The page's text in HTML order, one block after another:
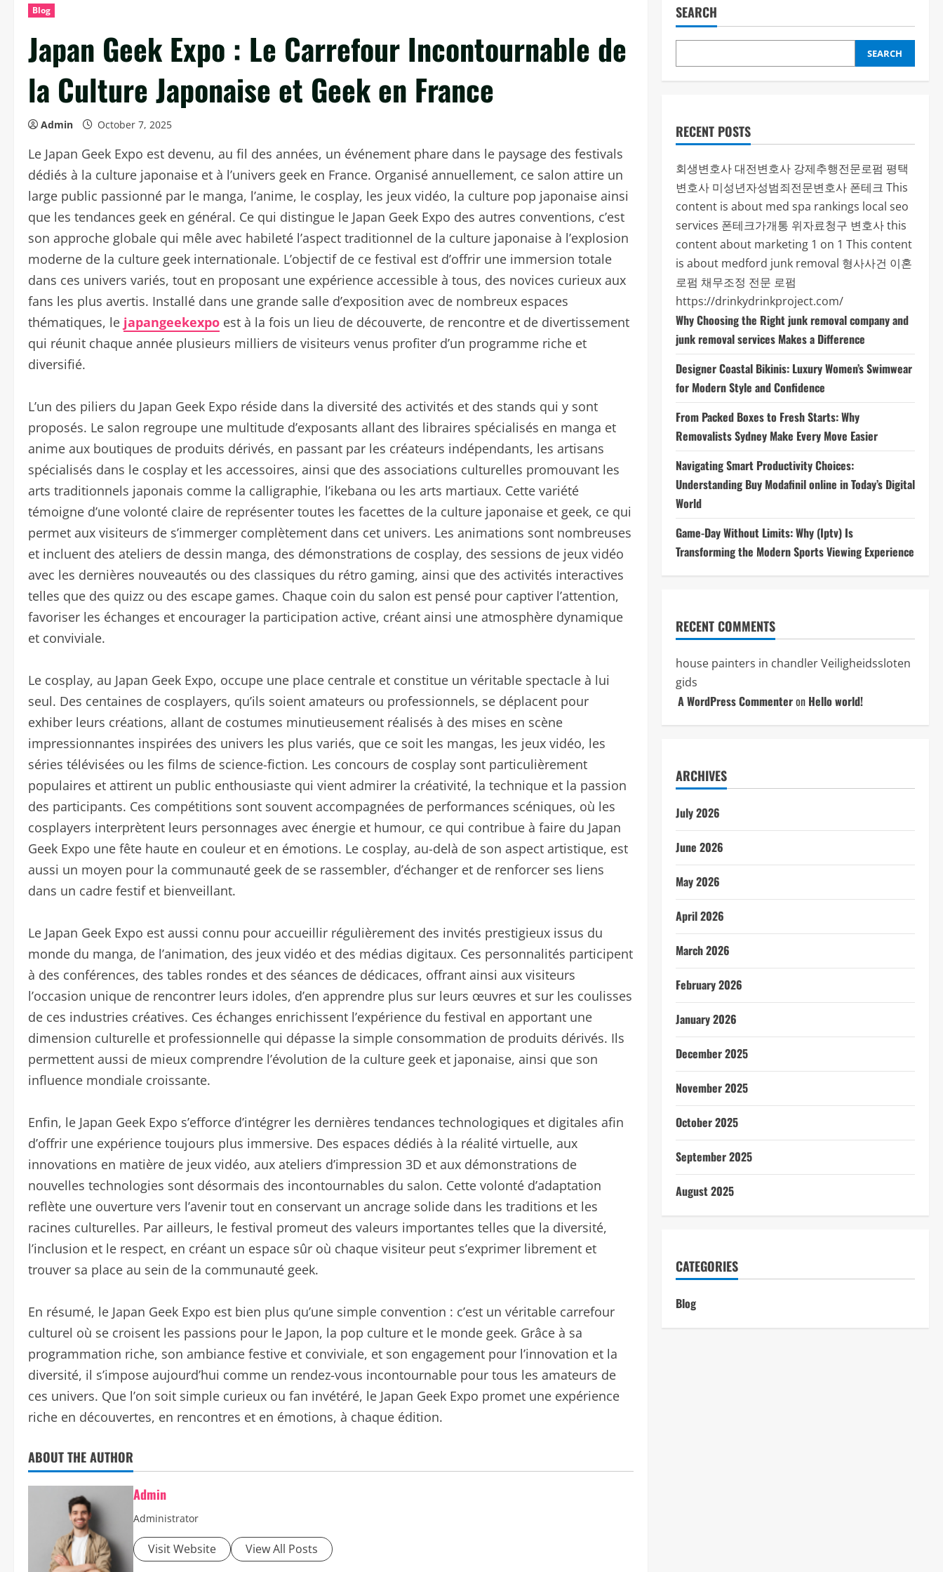
Blog
Japan Geek Expo : Le Carrefour Incontournable de
la Culture Japonaise et Geek en France
Admin October 7, 2025
Le Japan Geek Expo est devenu, au fil des années, un événement phare dans le paysage des festivals
dédiés à la culture japonaise et à l’univers geek en France. Organisé annuellement, ce salon attire un
large public passionné par le manga, l’anime, le cosplay, les jeux vidéo, la culture pop japonaise ainsi
que les tendances geek en général. Ce qui distingue le Japan Geek Expo des autres conventions, c’est
son approche globale qui mêle avec habileté l’aspect traditionnel de la culture japonaise à l’explosion
moderne de la culture geek internationale. L’objectif de ce festival est d’offrir une immersion totale
dans ces univers variés, tout en proposant une expérience accessible à tous, des novices curieux aux
fans les plus avertis. Installé dans une grande salle d’exposition avec de nombreux espaces
thématiques, le japangeekexpo est à la fois un lieu de découverte, de rencontre et de divertissement
qui réunit chaque année plusieurs milliers de visiteurs venus profiter d’un programme riche et
diversifié.
L’un des piliers du Japan Geek Expo réside dans la diversité des activités et des stands qui y sont
proposés. Le salon regroupe une multitude d’exposants allant des libraires spécialisés en manga et
anime aux boutiques de produits dérivés, en passant par les créateurs indépendants, les artisans
spécialisés dans le cosplay et les accessoires, ainsi que des associations culturelles promouvant les
arts traditionnels japonais comme la calligraphie, l’ikebana ou les arts martiaux. Cette variété
témoigne d’une volonté claire de représenter toutes les facettes de la culture japonaise et geek, ce qui
permet aux visiteurs de s’immerger complètement dans cet univers. Les animations sont nombreuses
et incluent des ateliers de dessin manga, des démonstrations de cosplay, des sessions de jeux vidéo
avec les dernières nouveautés ou des classiques du rétro gaming, ainsi que des activités interactives
telles que des quizz ou des escape games. Chaque coin du salon est pensé pour captiver l’attention,
favoriser les échanges et encourager la participation active, créant ainsi une atmosphère dynamique
et conviviale.
Le cosplay, au Japan Geek Expo, occupe une place centrale et constitue un véritable spectacle à lui
seul. Des centaines de cosplayers, qu’ils soient amateurs ou professionnels, se déplacent pour
exhiber leurs créations, allant de costumes minutieusement réalisés à des mises en scène
impressionnantes inspirées des univers les plus variés, que ce soit les mangas, les jeux vidéo, les
séries télévisées ou les films de science-fiction. Les concours de cosplay sont particulièrement
populaires et attirent un public enthousiaste qui vient admirer la créativité, la technique et la passion
des participants. Ces compétitions sont souvent accompagnées de performances scéniques, où les
cosplayers interprètent leurs personnages avec énergie et humour, ce qui contribue à faire du Japan
Geek Expo une fête haute en couleur et en émotions. Le cosplay, au-delà de son aspect artistique, est
aussi un moyen pour la communauté geek de se rassembler, d’échanger et de renforcer ses liens
dans un cadre festif et bienveillant.
Le Japan Geek Expo est aussi connu pour accueillir régulièrement des invités prestigieux issus du
monde du manga, de l’animation, des jeux vidéo et des médias digitaux. Ces personnalités participent
à des conférences, des tables rondes et des séances de dédicaces, offrant ainsi aux visiteurs
l’occasion unique de rencontrer leurs idoles, d’en apprendre plus sur leurs œuvres et sur les coulisses
de ces industries créatives. Ces échanges enrichissent l’expérience du festival en apportant une
dimension culturelle et professionnelle qui dépasse la simple consommation de produits dérivés. Ils
permettent aussi de mieux comprendre l’évolution de la culture geek et japonaise, ainsi que son
influence mondiale croissante.
Enfin, le Japan Geek Expo s’efforce d’intégrer les dernières tendances technologiques et digitales afin
d’offrir une expérience toujours plus immersive. Des espaces dédiés à la réalité virtuelle, aux
innovations en matière de jeux vidéo, aux ateliers d’impression 3D et aux démonstrations de
nouvelles technologies sont désormais des incontournables du salon. Cette volonté d’adaptation
reflète une ouverture vers l’avenir tout en conservant un ancrage solide dans les traditions et les
racines culturelles. Par ailleurs, le festival promeut des valeurs importantes telles que la diversité,
l’inclusion et le respect, en créant un espace sûr où chaque visiteur peut s’exprimer librement et
trouver sa place au sein de la communauté geek.
En résumé, le Japan Geek Expo est bien plus qu’une simple convention : c’est un véritable carrefour
culturel où se croisent les passions pour le Japon, la pop culture et le monde geek. Grâce à sa
programmation riche, son ambiance festive et conviviale, et son engagement pour l’innovation et la
diversité, il s’impose aujourd’hui comme un rendez-vous incontournable pour tous les amateurs de
ces univers. Que l’on soit simple curieux ou fan invétéré, le Japan Geek Expo promet une expérience
riche en découvertes, en rencontres et en émotions, à chaque édition.
ABOUT THE AUTHOR
Admin
Administrator
Visit Website View All Posts
SEARCH
SEARCH
RECENT POSTS
회생변호사대전변호사 강제추행전문로펌 평택
변호사 미성년자성범죄전문변호사 폰테크 This
content is about med spa rankings local seo
services 폰테크가개통 위자료청구 변호사this
content about marketing 1 on 1 This content
is about medford junk removal 형사사건 이혼
로펌 채무조정 전문 로펌
https://drinkydrinkproject.com/
Why Choosing the Right junk removal company and
junk removal services Makes a Difference
Designer Coastal Bikinis: Luxury Women’s Swimwear
for Modern Style and Confidence
From Packed Boxes to Fresh Starts: Why
Removalists Sydney Make Every Move Easier
Navigating Smart Productivity Choices:
Understanding Buy Modafinil online in Today’s Digital
World
Game-Day Without Limits: Why (Iptv) Is
Transforming the Modern Sports Viewing Experience
RECENT COMMENTS
house painters in chandlerVeiligheidssloten
gids
A WordPress Commenteron Hello world!
ARCHIVES
July 2026
June 2026
May 2026
April 2026
March 2026
February 2026
January 2026
December 2025
November 2025
October 2025
September 2025
August 2025
CATEGORIES
Blog